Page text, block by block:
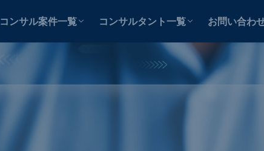
コンサル案件一覧
案件を探す
コンサルタント一覧
コンサルタントを探す
お問い合わ